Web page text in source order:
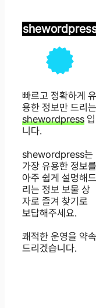
빠르고 정확하게 유
용한 정보만 드리는
shewordpress 입
니다.
shewordpress는
가장 유용한 정보를
아주 쉽게 설명해드
리는 정보 보물 상
자로 즐겨 찾기로
보답해주세요.
쾌적한 운영을 약속
드리겠습니다.